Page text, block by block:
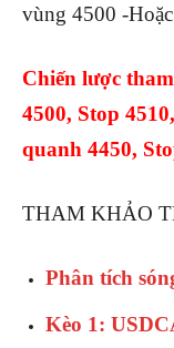
vùng 4500 -
Chiến lược
4500, Stop
quanh 4450,
THAM KHẢO
Phân tích
Kèo 1: